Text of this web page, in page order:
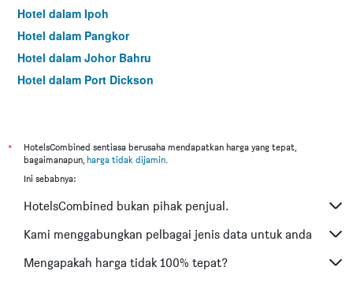
Hotel dalam Ipoh
Hotel dalam Pangkor
Hotel dalam Johor Bahru
Hotel dalam Port Dickson
*
HotelsCombined sentiasa berusaha mendapatkan harga yang tepat,
bagaimanapun, harga tidak dijamin.
Ini sebabnya:
HotelsCombined bukan pihak penjual.
Kami menggabungkan pelbagai jenis data untuk anda
Mengapakah harga tidak 100% tepat?